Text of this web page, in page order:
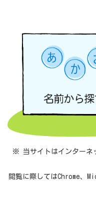
※ 当サイトはインターネ
閲覧に際してはChrome、